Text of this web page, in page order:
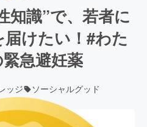
知識”で、若者に
けたい！#わた
急避妊薬
ッジ ソーシャルグッド